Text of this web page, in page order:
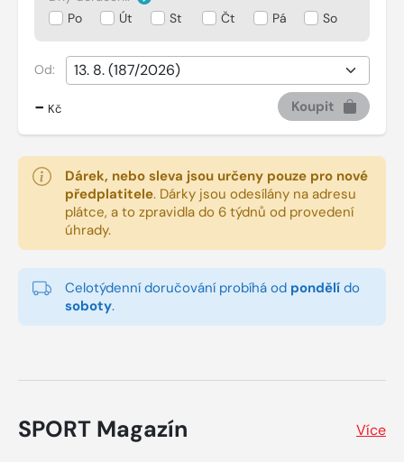
Po
Út St Čt Pá So
Od:
- Kč Koupit
Dárek, nebo sleva jsou určeny pouze pro nové
předplatitele. Dárky jsou odesílány na adresu
plátce, a to zpravidla do 6 týdnů od provedení
úhrady.
Celotýdenní doručování probíhá od pondělí do
soboty.
SPORT Magazín Více